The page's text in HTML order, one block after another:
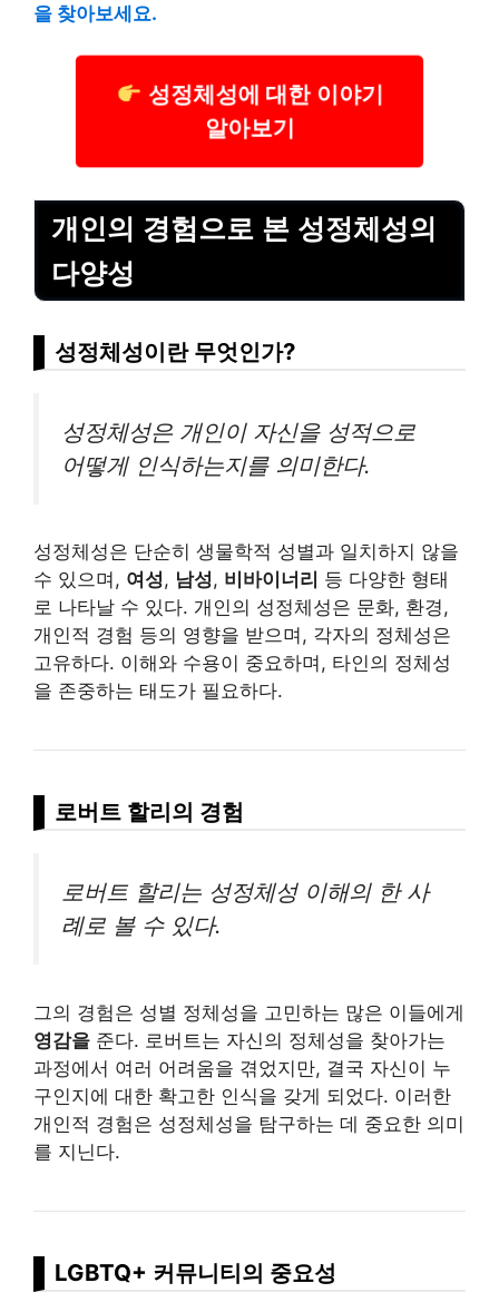
을 찾아보세요.
성정체성에 대한 이야기
알아보기
개인의 경험으로 본 성정체성의
다양성
성정체성이란 무엇인가?
성정체성은 개인이 자신을 성적으로
어떻게 인식하는지를 의미한다.
성정체성은 단순히 생물학적 성별과 일치하지 않을
수 있으며, 여성, 남성, 비바이너리 등 다양한 형태
로 나타날 수 있다. 개인의 성정체성은 문화, 환경,
개인적 경험 등의 영향을 받으며, 각자의 정체성은
고유하다. 이해와 수용이 중요하며, 타인의 정체성
을 존중하는 태도가 필요하다.
로버트 할리의 경험
로버트 할리는 성정체성 이해의 한 사
례로 볼 수 있다.
그의 경험은 성별 정체성을 고민하는 많은 이들에게
영감을 준다. 로버트는 자신의 정체성을 찾아가는
과정에서 여러 어려움을 겪었지만, 결국 자신이 누
구인지에 대한 확고한 인식을 갖게 되었다. 이러한
개인적 경험은 성정체성을 탐구하는 데 중요한 의미
를 지닌다.
LGBTQ+ 커뮤니티의 중요성